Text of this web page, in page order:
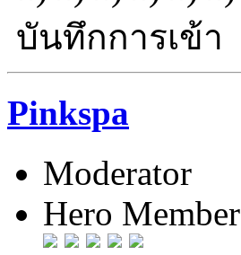
บันทึกการเข้า
Pinkspa
Moderator
Hero Member